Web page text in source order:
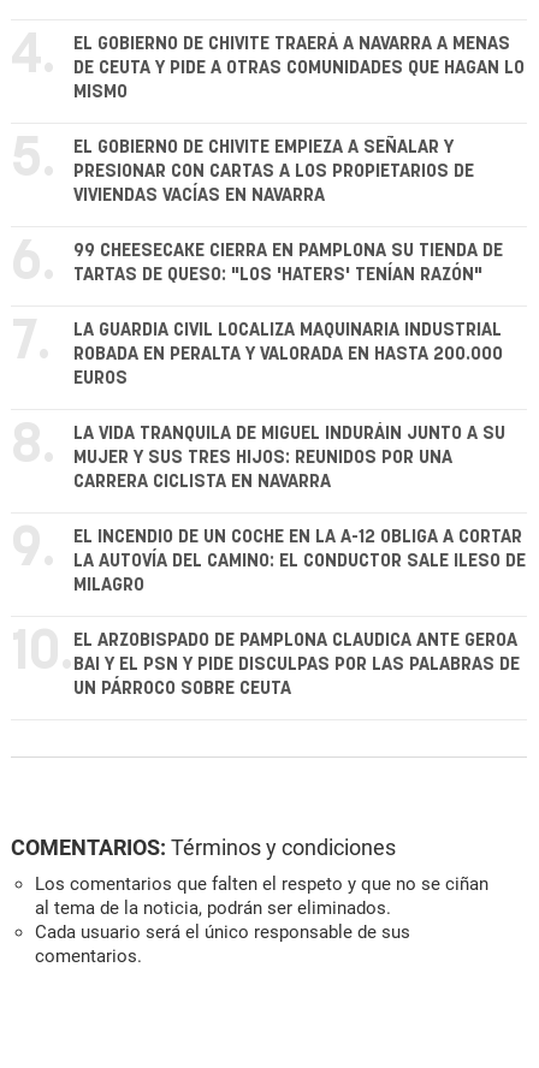
4.
EL GOBIERNO DE CHIVITE TRAERÁ A NAVARRA A MENAS
DE CEUTA Y PIDE A OTRAS COMUNIDADES QUE HAGAN LO
MISMO
5.
EL GOBIERNO DE CHIVITE EMPIEZA A SEÑALAR Y
PRESIONAR CON CARTAS A LOS PROPIETARIOS DE
VIVIENDAS VACÍAS EN NAVARRA
6.
99 CHEESECAKE CIERRA EN PAMPLONA SU TIENDA DE
TARTAS DE QUESO: "LOS 'HATERS' TENÍAN RAZÓN"
7.
LA GUARDIA CIVIL LOCALIZA MAQUINARIA INDUSTRIAL
ROBADA EN PERALTA Y VALORADA EN HASTA 200.000
EUROS
8.
LA VIDA TRANQUILA DE MIGUEL INDURÁIN JUNTO A SU
MUJER Y SUS TRES HIJOS: REUNIDOS POR UNA
CARRERA CICLISTA EN NAVARRA
9.
EL INCENDIO DE UN COCHE EN LA A-12 OBLIGA A CORTAR
LA AUTOVÍA DEL CAMINO: EL CONDUCTOR SALE ILESO DE
MILAGRO
10. EL ARZOBISPADO DE PAMPLONA CLAUDICA ANTE GEROA
BAI Y EL PSN Y PIDE DISCULPAS POR LAS PALABRAS DE
UN PÁRROCO SOBRE CEUTA
COMENTARIOS: Términos y condiciones
Los comentarios que falten el respeto y que no se ciñan
al tema de la noticia, podrán ser eliminados.
Cada usuario será el único responsable de sus
comentarios.